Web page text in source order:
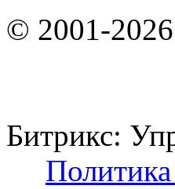
© 2001-
Битрикс: